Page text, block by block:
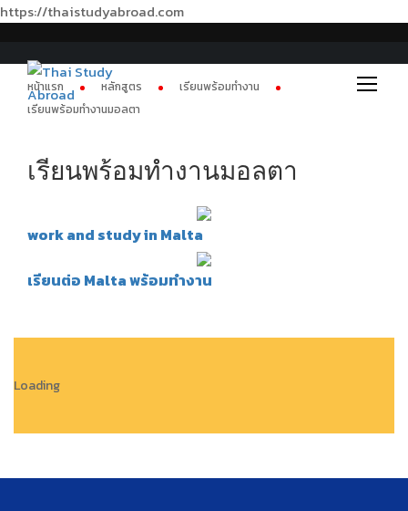
https://thaistudyabroad.com
หน้าแรก หลักสูตร
เรียนพร้อมทำงาน
เรียนพร้อมทำงานมอลตา
เรียนพร้อมทำงานมอลตา
work and study in Malta
เรียนต่อ Malta พร้อมทำงาน
Loading